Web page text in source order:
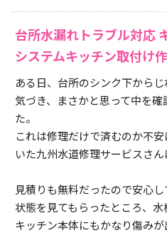
台所水漏れトラブル対応
システムキッチン取付け
ある日、台所のシンク下から
気づき、まさかと思って中を
た。
これは修理だけで済むのか不
いた九州水道修理サービスさん
見積りも無料だったので安心し
状態を見てもらったところ、水
キッチン本体にもかなり傷み